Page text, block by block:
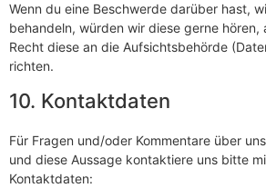
Wenn du eine Beschwerde darüber hast,
behandeln, würden wir diese gerne
Recht diese an die Aufsichtsbehörde
richten.
10. Kontaktdaten
Für Fragen und/oder Kommentare über
und diese Aussage kontaktiere uns bitte
Kontaktdaten: